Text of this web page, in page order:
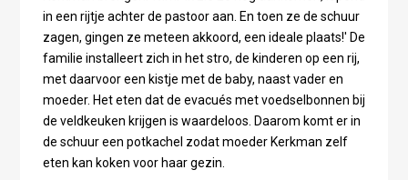
in een rijtje achter de pastoor aan. En toen ze de schuur
zagen, gingen ze meteen akkoord, een ideale plaats!' De
familie installeert zich in het stro, de kinderen op een rij,
met daarvoor een kistje met de baby, naast vader en
moeder. Het eten dat de evacués met voedselbonnen bij
de veldkeuken krijgen is waardeloos. Daarom komt er in
de schuur een potkachel zodat moeder Kerkman zelf
eten kan koken voor haar gezin.